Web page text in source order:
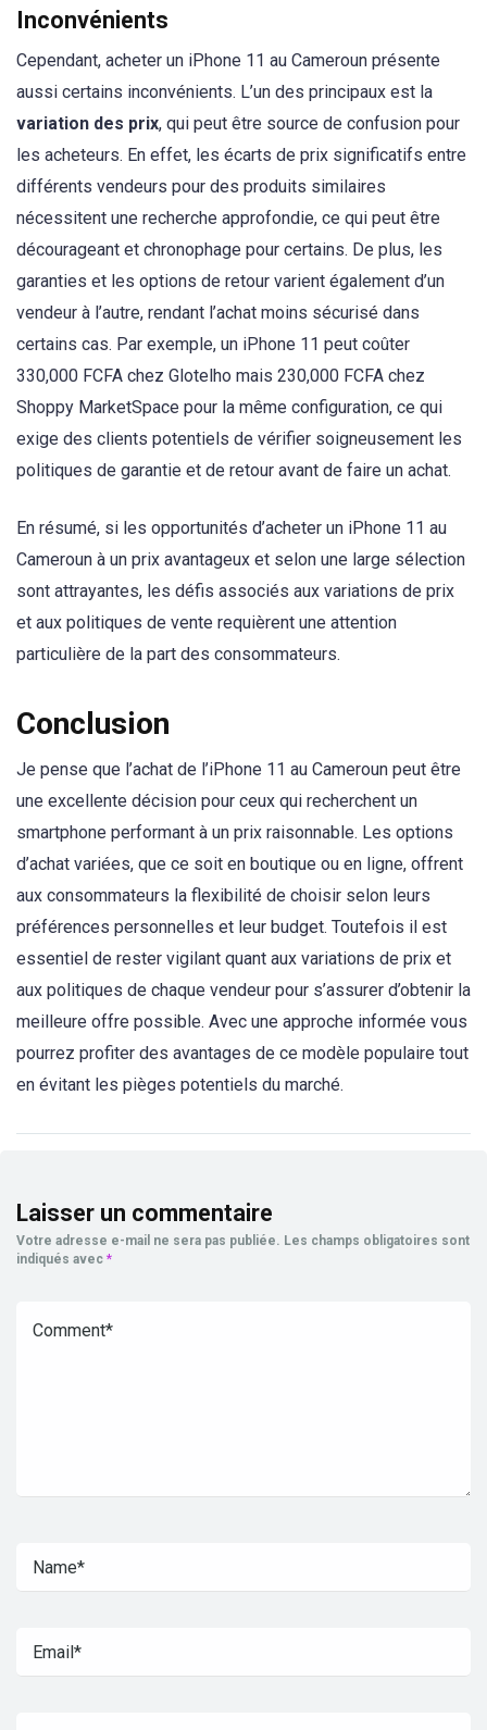
Inconvénients
Cependant, acheter un iPhone 11 au Cameroun présente
aussi certains inconvénients. L’un des principaux est la
variation des prix, qui peut être source de confusion pour
les acheteurs. En effet, les écarts de prix significatifs entre
différents vendeurs pour des produits similaires
nécessitent une recherche approfondie, ce qui peut être
décourageant et chronophage pour certains. De plus, les
garanties et les options de retour varient également d’un
vendeur à l’autre, rendant l’achat moins sécurisé dans
certains cas. Par exemple, un iPhone 11 peut coûter
330,000 FCFA chez Glotelho mais 230,000 FCFA chez
Shoppy MarketSpace pour la même configuration, ce qui
exige des clients potentiels de vérifier soigneusement les
politiques de garantie et de retour avant de faire un achat.
En résumé, si les opportunités d’acheter un iPhone 11 au
Cameroun à un prix avantageux et selon une large sélection
sont attrayantes, les défis associés aux variations de prix
et aux politiques de vente requièrent une attention
particulière de la part des consommateurs.
Conclusion
Je pense que l’achat de l’iPhone 11 au Cameroun peut être
une excellente décision pour ceux qui recherchent un
smartphone performant à un prix raisonnable. Les options
d’achat variées, que ce soit en boutique ou en ligne, offrent
aux consommateurs la flexibilité de choisir selon leurs
préférences personnelles et leur budget. Toutefois il est
essentiel de rester vigilant quant aux variations de prix et
aux politiques de chaque vendeur pour s’assurer d’obtenir la
meilleure offre possible. Avec une approche informée vous
pourrez profiter des avantages de ce modèle populaire tout
en évitant les pièges potentiels du marché.
Laisser un commentaire
Votre adresse e-mail ne sera pas publiée. Les champs obligatoires sont
indiqués avec *